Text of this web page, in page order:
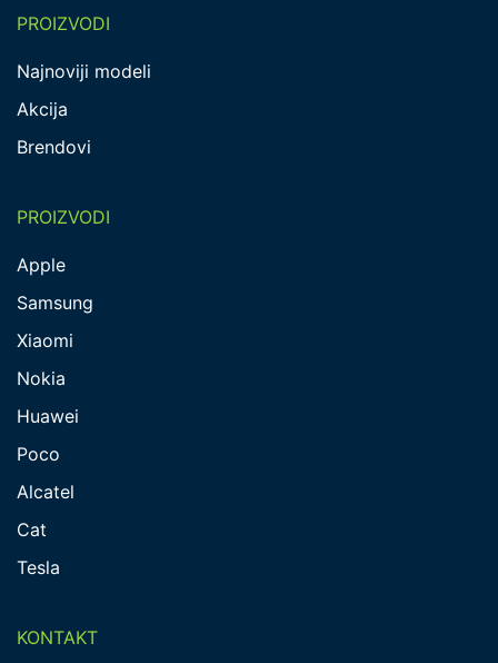
PROIZVODI
Najnoviji modeli
Akcija
Brendovi
PROIZVODI
Apple
Samsung
Xiaomi
Nokia
Huawei
Poco
Alcatel
Cat
Tesla
KONTAKT